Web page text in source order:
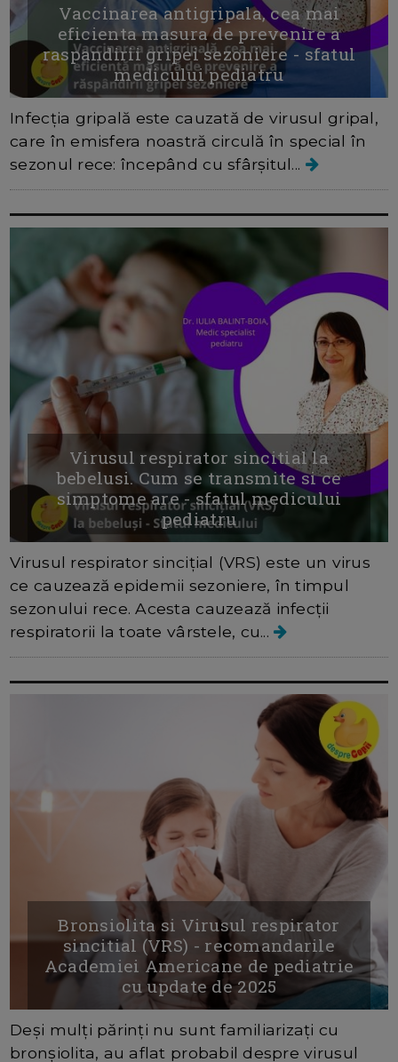
Vaccinarea antigripala, cea mai
eficienta masura de prevenire a
raspandirii gripei sezoniere - sfatul
medicului pediatru
Infecția gripală este cauzată de virusul gripal,
care în emisfera noastră circulă în special în
sezonul rece: începând cu sfârșitul...
Virusul respirator sincitial la
bebelusi. Cum se transmite si ce
simptome are - sfatul medicului
pediatru
Virusul respirator sincițial (VRS) este un virus
ce cauzează epidemii sezoniere, în timpul
sezonului rece. Acesta cauzează infecții
respiratorii la toate vârstele, cu...
Bronsiolita si Virusul respirator
sincitial (VRS) - recomandarile
Academiei Americane de pediatrie
cu update de 2025
Deși mulți părinți nu sunt familiarizați cu
bronșiolita, au aflat probabil despre virusul